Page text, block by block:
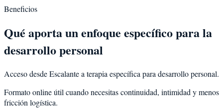
Beneficios
Qué aporta un enfoque específico para la
desarrollo personal
Acceso desde Escalante a terapia específica para desarrollo personal.
Formato online útil cuando necesitas continuidad, intimidad y menos
fricción logística.